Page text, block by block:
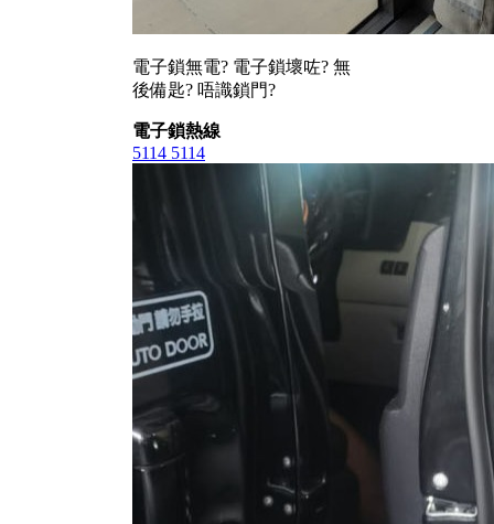
電子鎖無電? 電子鎖壞咗? 無
後備匙? 唔識鎖門?
電子鎖熱線
5114 5114